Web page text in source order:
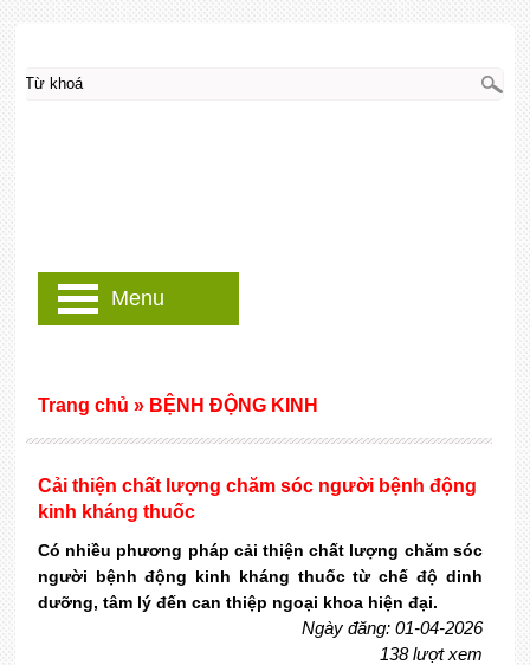
Cải thiện chất lượng chăm sóc người bệnh động
kinh kháng thuốc
Có nhiều phương pháp cải thiện chất lượng chăm sóc
người bệnh động kinh kháng thuốc từ chế độ dinh
dưỡng, tâm lý đến can thiệp ngoại khoa hiện đại.
Ngày đăng: 01-04-2026
138 lượt xem
Trang chủ » BỆNH ĐỘNG KINH
Menu